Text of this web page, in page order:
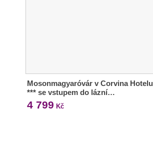
Mosonmagyaróvár v Corvina Hotelu
*** se vstupem do lázní…
4 799 Kč